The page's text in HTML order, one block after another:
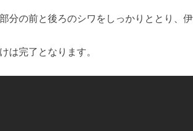
分の前と後ろのシワをしっかりととり、
は完了となります。